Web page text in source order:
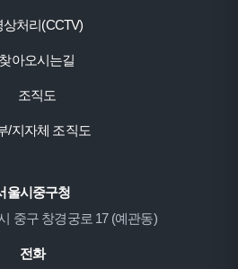
상처리(CCTV)
찾아오시는길
조직도
/지자체 조직도
울시중구청
중구 창경궁로 17 (예관동)
전화